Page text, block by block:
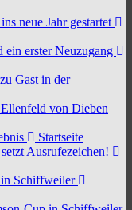
neue Jahr gestartet
erster Neuzugang
Gast in der
von Dieben
Startseite
Ausrufezeichen!
Schiffweiler